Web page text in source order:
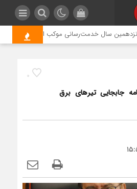
سال خدمت‌رسانی موکب امام رضا (ع)
0
برنامه جابجایی تیرهای برق